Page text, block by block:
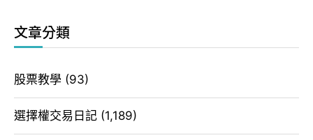
文章分類
股票教學 (93)
選擇權交易日記 (1,189)